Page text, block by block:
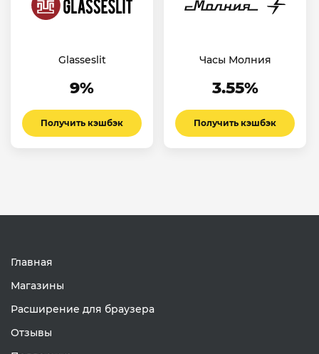
Glasseslit
9%
Получить кэшбэк
Часы Молния
3.55%
Получить кэшбэк
Главная
Магазины
Расширение для браузера
Отзывы